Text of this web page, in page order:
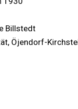
Billstedt
Öjendorf-